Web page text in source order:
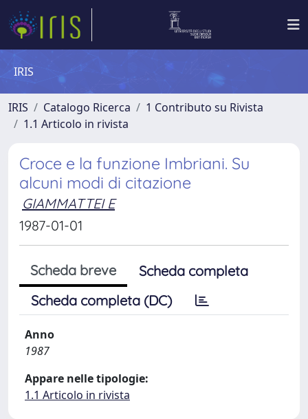
IRIS
IRIS Catalogo Ricerca
1 Contributo su Rivista
1.1 Articolo in rivista
Croce e la funzione Imbriani. Su
alcuni modi di citazione
GIAMMATTEI E
1987-01-01
Scheda breve
Scheda completa
Scheda completa (DC)
Anno
1987
Appare nelle tipologie:
1.1 Articolo in rivista